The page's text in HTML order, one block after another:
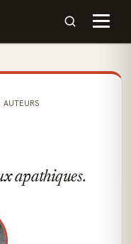
AUTEURS
apathiques.